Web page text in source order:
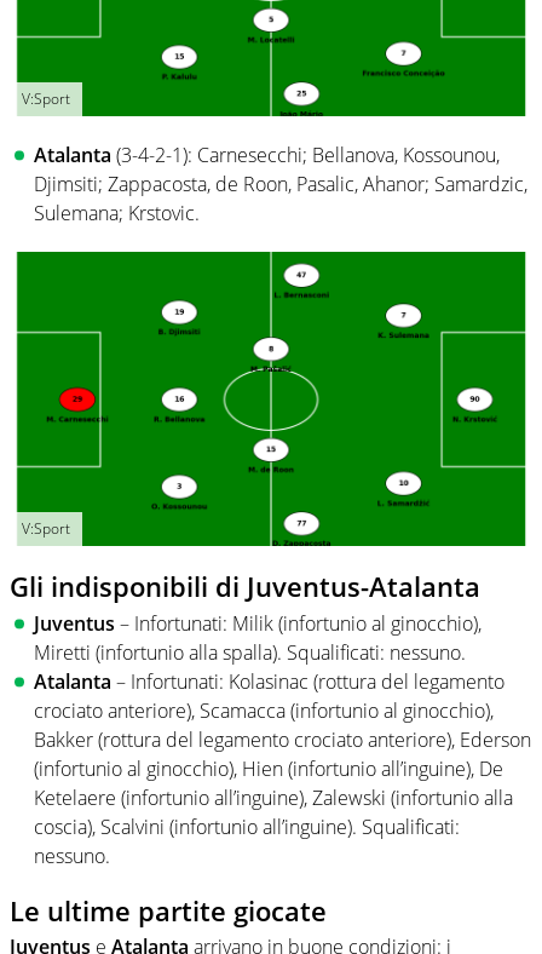
V:Sport
Atalanta (3-4-2-1): Carnesecchi; Bellanova, Kossounou,
Djimsiti; Zappacosta, de Roon, Pasalic, Ahanor; Samardzic,
Sulemana; Krstovic.
V:Sport
Gli indisponibili di Juventus-Atalanta
Juventus – Infortunati: Milik (infortunio al ginocchio),
Miretti (infortunio alla spalla). Squalificati: nessuno.
Atalanta – Infortunati: Kolasinac (rottura del legamento
crociato anteriore), Scamacca (infortunio al ginocchio),
Bakker (rottura del legamento crociato anteriore), Ederson
(infortunio al ginocchio), Hien (infortunio all’inguine), De
Ketelaere (infortunio all’inguine), Zalewski (infortunio alla
coscia), Scalvini (infortunio all’inguine). Squalificati:
nessuno.
Le ultime partite giocate
Juventus e Atalanta arrivano in buone condizioni: i